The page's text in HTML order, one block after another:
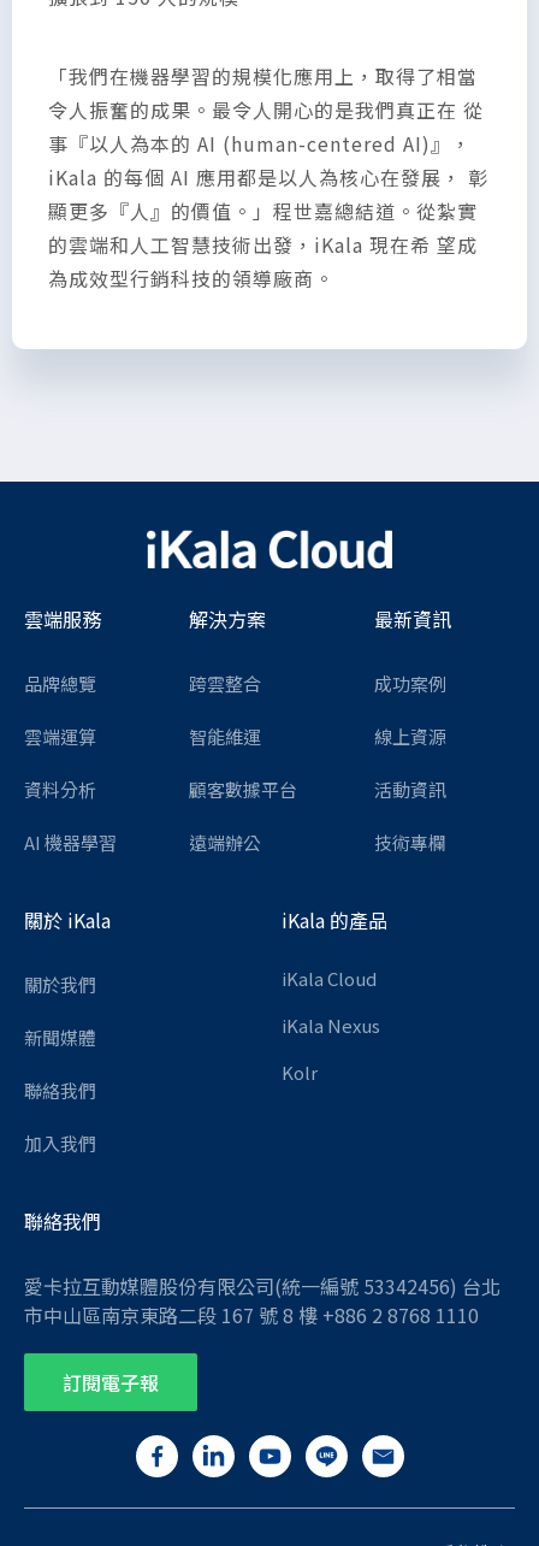
「我們在機器學習的規模化應用上，取得了相當
令人振奮的成果。最令人開心的是我們真正在 從
事『以人為本的 AI (human-centered AI)』，
iKala 的每個 AI 應用都是以人為核心在發展， 彰
顯更多『人』的價值。」程世嘉總結道。從紮實
的雲端和人工智慧技術出發，iKala 現在希 望成
為成效型行銷科技的領導廠商。
雲端服務
品牌總覽
雲端運算
資料分析
AI 機器學習
解決方案
跨雲整合
智能維運
顧客數據平台
遠端辦公
最新資訊
成功案例
線上資源
活動資訊
技術專欄
關於 iKala
關於我們
新聞媒體
聯絡我們
加入我們
iKala 的產品
iKala Cloud
iKala Nexus
Kolr
聯絡我們
愛卡拉互動媒體股份有限公司(統一編號 53342456) 台北
市中山區南京東路二段 167 號 8 樓 +886 2 8768 1110
訂閱電子報